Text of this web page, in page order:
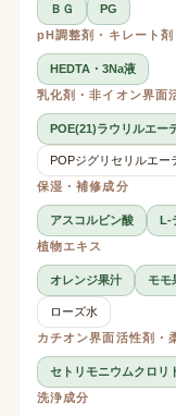
ＢＧ
PG
pH調整剤・キレート剤
HEDTA・3Na液
乳化剤・非イオン界面
POE(21)ラウリルエー
POPジグリセリルエー
保湿・補修成分
アスコルビン酸 L-
植物エキス
オレンジ果汁 モモ
ローズ水
カチオン界面活性剤・
セトリモニウムクロリ
洗浄成分